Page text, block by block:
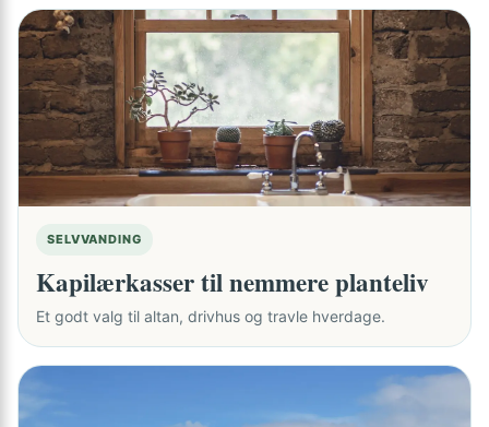
SELVVANDING
Kapilærkasser til nemmere planteliv
Et godt valg til altan, drivhus og travle hverdage.